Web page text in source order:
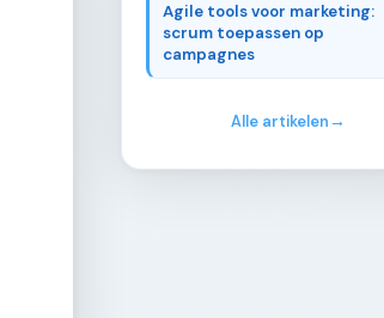
Agile tools voor marketing:
scrum toepassen op
campagnes
Alle artikelen